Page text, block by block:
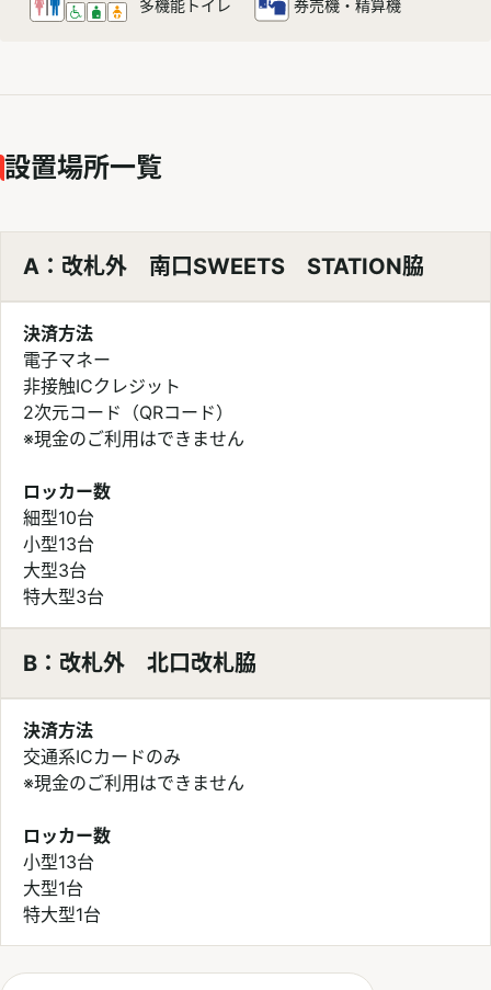
多機能 トイレ 券売機・精算機
設置場所一覧
A：改札外 南口SWEETS STATION脇
決済方法
電子マネー
非接触ICクレジット
2次元コード（QRコード）
※現金のご利用はできません
ロッカー数
細型10台
小型13台
大型3台
特大型3台
B：改札外 北口改札脇
決済方法
交通系ICカードのみ
※現金のご利用はできません
ロッカー数
小型13台
大型1台
特大型1台